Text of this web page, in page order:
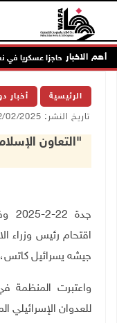
أهم الاخبار
ينصب حاجزا عسكريا في
الرئيسية أخبار
تاريخ النشر: 22/02/2025 08:12 ص
"التعاون
اقتحام رئيس وزراء
جيشه يسرائيل
واعتبرت المنظمة
للعدوان